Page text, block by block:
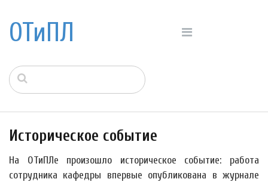
ОТиПЛ
Историческое событие
На ОТиПЛе произошло историческое событие: работа
сотрудника кафедры впервые опубликована в журнале